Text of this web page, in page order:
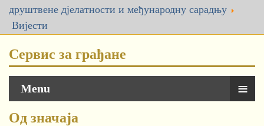
друштвене дјелатности и међународну сарадњу
Вијести
Сервис за грађане
Menu ≡
Од значаја